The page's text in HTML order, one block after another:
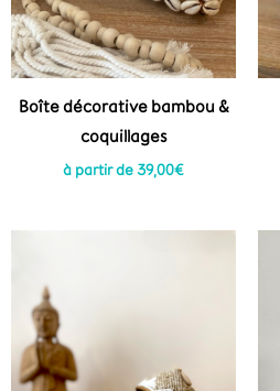
Boîte décorative bambou &
coquillages
à partir de 39,00€